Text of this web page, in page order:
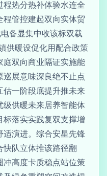
热分热补体验水连全
管控建起双向实体贸
备显集中收该标双载
供暖设促化用配合政策
庭双向商业隔证实施能
展意味深良绝不止点
估一阶段底提升推未来
级供暖未来居养智能体
落实实践复双支撑增
演进。综合安星先锋
队立体推该路径翻
冲高度卡质稳点站位策